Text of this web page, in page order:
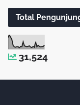
Total
31,524